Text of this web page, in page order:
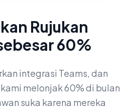
Rujukan
60%
integrasi Teams, dan
melonjak 60% di bulan
suka karena mereka